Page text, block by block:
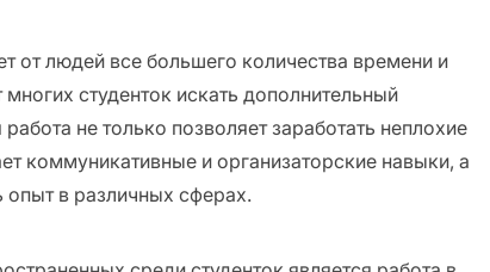
от людей все большего количества времени и
многих студенток искать дополнительный
не только позволяет заработать неплохие
коммуникативные и организаторские навыки, а
опыт в различных сферах.